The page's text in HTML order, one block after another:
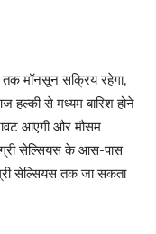
मॉनसून सक्रिय रहेगा,
हल्की से मध्यम बारिश होने
आएगी और मौसम
सेल्सियस के आस-पास
सेल्सियस तक जा सकता